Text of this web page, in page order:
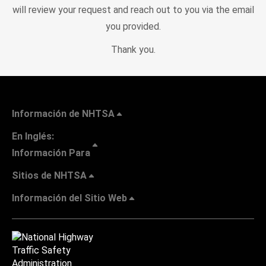
will review your request and reach out to you via the email
you provided.
Thank you.
Información de NHTSA
En Inglés:
Información Para
Sitios de NHTSA
Información del Sitio Web